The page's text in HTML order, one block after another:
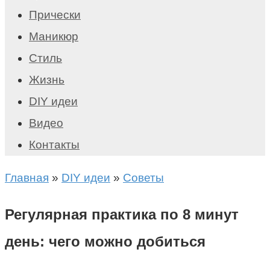
Прически
Маникюр
Стиль
Жизнь
DIY идеи
Видео
Контакты
Главная » DIY идеи » Советы
Регулярная практика по 8 минут
день: чего можно добиться